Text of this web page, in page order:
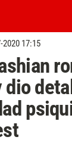
2020 17:15